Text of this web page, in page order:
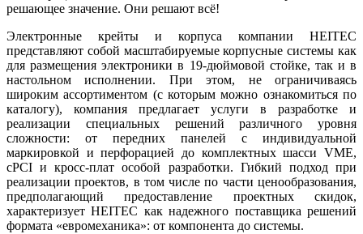
решающее значение. Они решают всё!
Электронные крейты и корпуса компании HEITEC
представляют собой масштабируемые корпусные системы как
для размещения электроники в 19‑дюймовой стойке, так и в
настольном исполнении. При этом, не ограничиваясь
широким ассортиментом (с которым можно ознакомиться по
каталогу), компания предлагает услуги в разработке и
реализации специальных решений различного уровня
сложности: от передних панелей с индивидуальной
маркировкой и перфорацией до комплектных шасси VME,
cPCI и кросс-плат особой разработки. Гибкий подход при
реализации проектов, в том числе по части ценообразования,
предполагающий предоставление проектных скидок,
характеризует HEITEC как надежного поставщика решений
формата «евромеханика»: от компонента до системы.